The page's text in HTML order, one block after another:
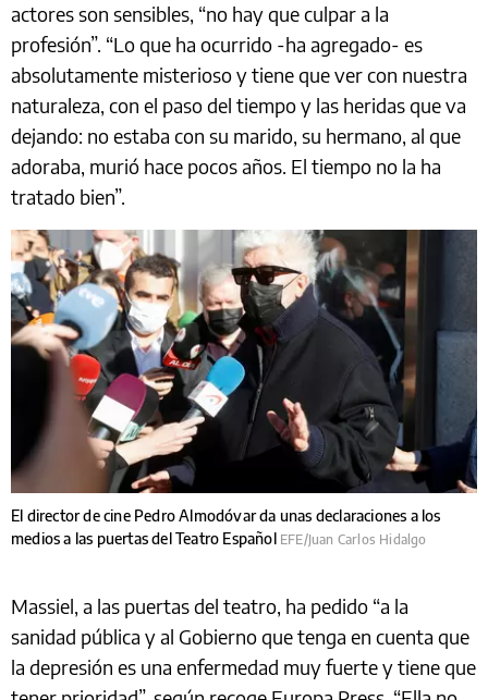
actores son sensibles, “no hay que culpar a la
profesión”. “Lo que ha ocurrido -ha agregado- es
absolutamente misterioso y tiene que ver con nuestra
naturaleza, con el paso del tiempo y las heridas que va
dejando: no estaba con su marido, su hermano, al que
adoraba, murió hace pocos años. El tiempo no la ha
tratado bien”.
El director de cine Pedro Almodóvar da unas declaraciones a los
medios a las puertas del Teatro Español EFE/Juan Carlos Hidalgo
Massiel, a las puertas del teatro, ha pedido “a la
sanidad pública y al Gobierno que tenga en cuenta que
la depresión es una enfermedad muy fuerte y tiene que